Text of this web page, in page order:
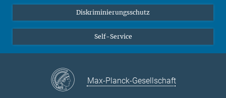
Diskriminierungsschutz
Self-Service
Max-Planck-Gesellschaft